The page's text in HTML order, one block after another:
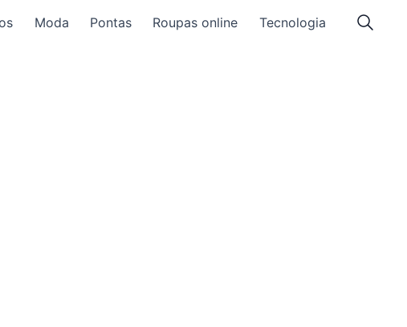
Moda Pontas Roupas online Tecnologia